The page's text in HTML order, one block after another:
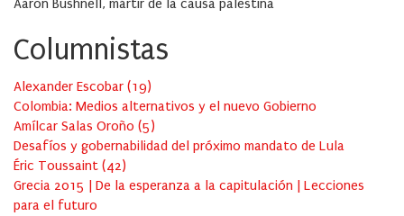
Aaron Bushnell, mártir de la causa palestina
Columnistas
Alexander Escobar (19)
Colombia: Medios alternativos y el nuevo Gobierno
Amílcar Salas Oroño (5)
Desafíos y gobernabilidad del próximo mandato de Lula
Éric Toussaint (42)
Grecia 2015 | De la esperanza a la capitulación | Lecciones
para el futuro